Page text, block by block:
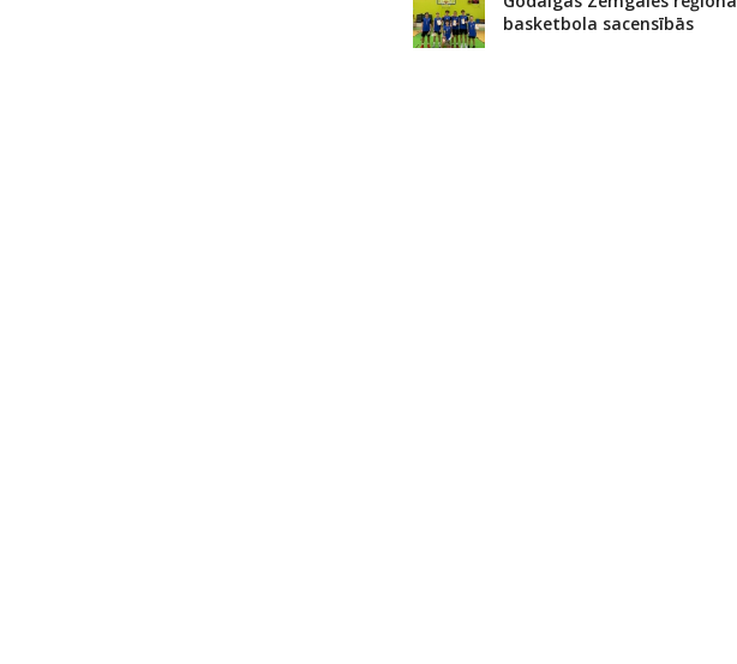
basketbola sacensībās